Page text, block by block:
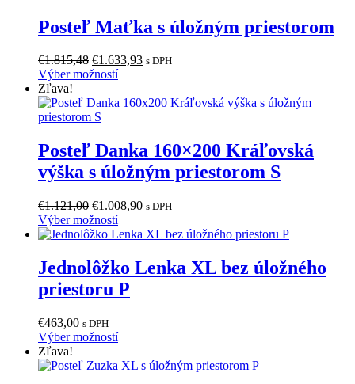
Posteľ Maťka s úložným priestorom
€1.815,48 Pôvodná
cena
€1.815,48.
€1.633,93Aktuálna
€1.633,93.
s DPH
Výber možnostíTento
má
Možnosti
si
môžete
na
stránke
produktu.
Zľava!
Posteľ Danka 160×200 Kráľovská
výška s úložným priestorom S
€1.121,00 Pôvodná
cena
bola:
€1.008,90Aktuálna
je:
s DPH
Výber možnostíTento
produkt
viacero
variantov.
Možnosti
vybrať
na
stránke
produktu.
Jednolôžko Lenka XL bez úložného
priestoru P
€463,00 s DPH
Výber možnostíTento
má
Zľava!